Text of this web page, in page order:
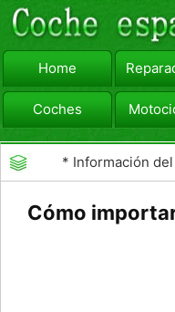
Home
Coches
viajar
* Información
Cómo